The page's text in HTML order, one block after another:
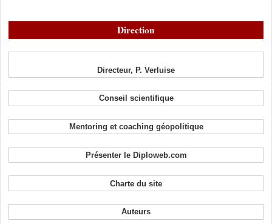
Direction
Directeur, P. Verluise
Conseil scientifique
Mentoring et coaching géopolitique
Présenter le Diploweb.com
Charte du site
Auteurs